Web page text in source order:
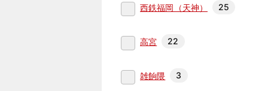
西鉄福岡（天神） 25
高宮 22
雑餉隈 3